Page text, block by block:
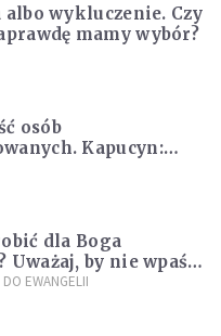
wykluczenie. Czy
mamy wybór?
osób
Kapucyn:
rzadko jest
dla Boga
Uważaj, by nie wpaść
EWANGELII